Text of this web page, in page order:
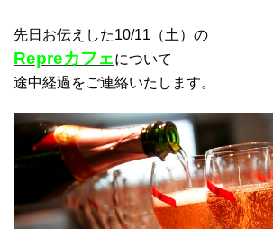
先日お伝えした10/11（土）の
Repreカフェについて
途中経過をご連絡いたします。